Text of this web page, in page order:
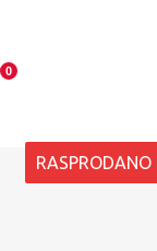
0
RASPRODANO